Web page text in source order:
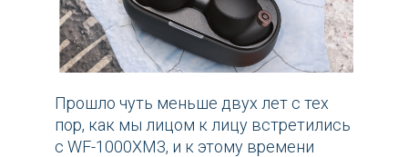
Прошло чуть меньше двух лет с тех
пор, как мы лицом к лицу встретились
с WF-1000XM3, и к этому времени